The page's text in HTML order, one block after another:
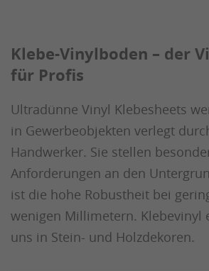
Klebe-Vinylboden – der
für Profis
Ultradünne Vinyl Klebesheets
in Gewerbeobjekten verlegt
Handwerker. Sie stellen
Anforderungen an den
ist die hohe Robustheit bei
wenigen Millimetern. Klebevinyl
uns in Stein- und Holzdekoren.